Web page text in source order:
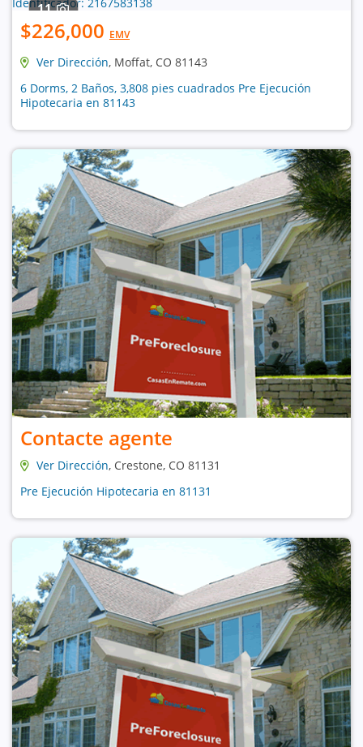
11
$226,000 EMV
Ver Dirección, Moffat, CO 81143
6 Dorms, 2 Baños, 3,808 pies cuadrados Pre Ejecución
Hipotecaria en 81143
Contacte agente
Ver Dirección, Crestone, CO 81131
Pre Ejecución Hipotecaria en 81131